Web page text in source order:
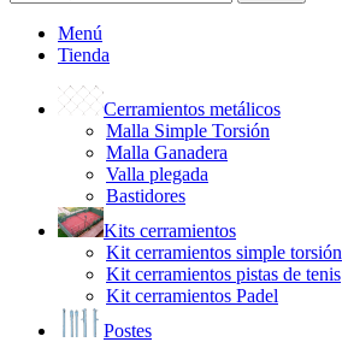
Menú
Tienda
Cerramientos metálicos
Malla Simple Torsión
Malla Ganadera
Valla plegada
Bastidores
Kits cerramientos
Kit cerramientos simple torsión
Kit cerramientos pistas de tenis
Kit cerramientos Padel
Postes